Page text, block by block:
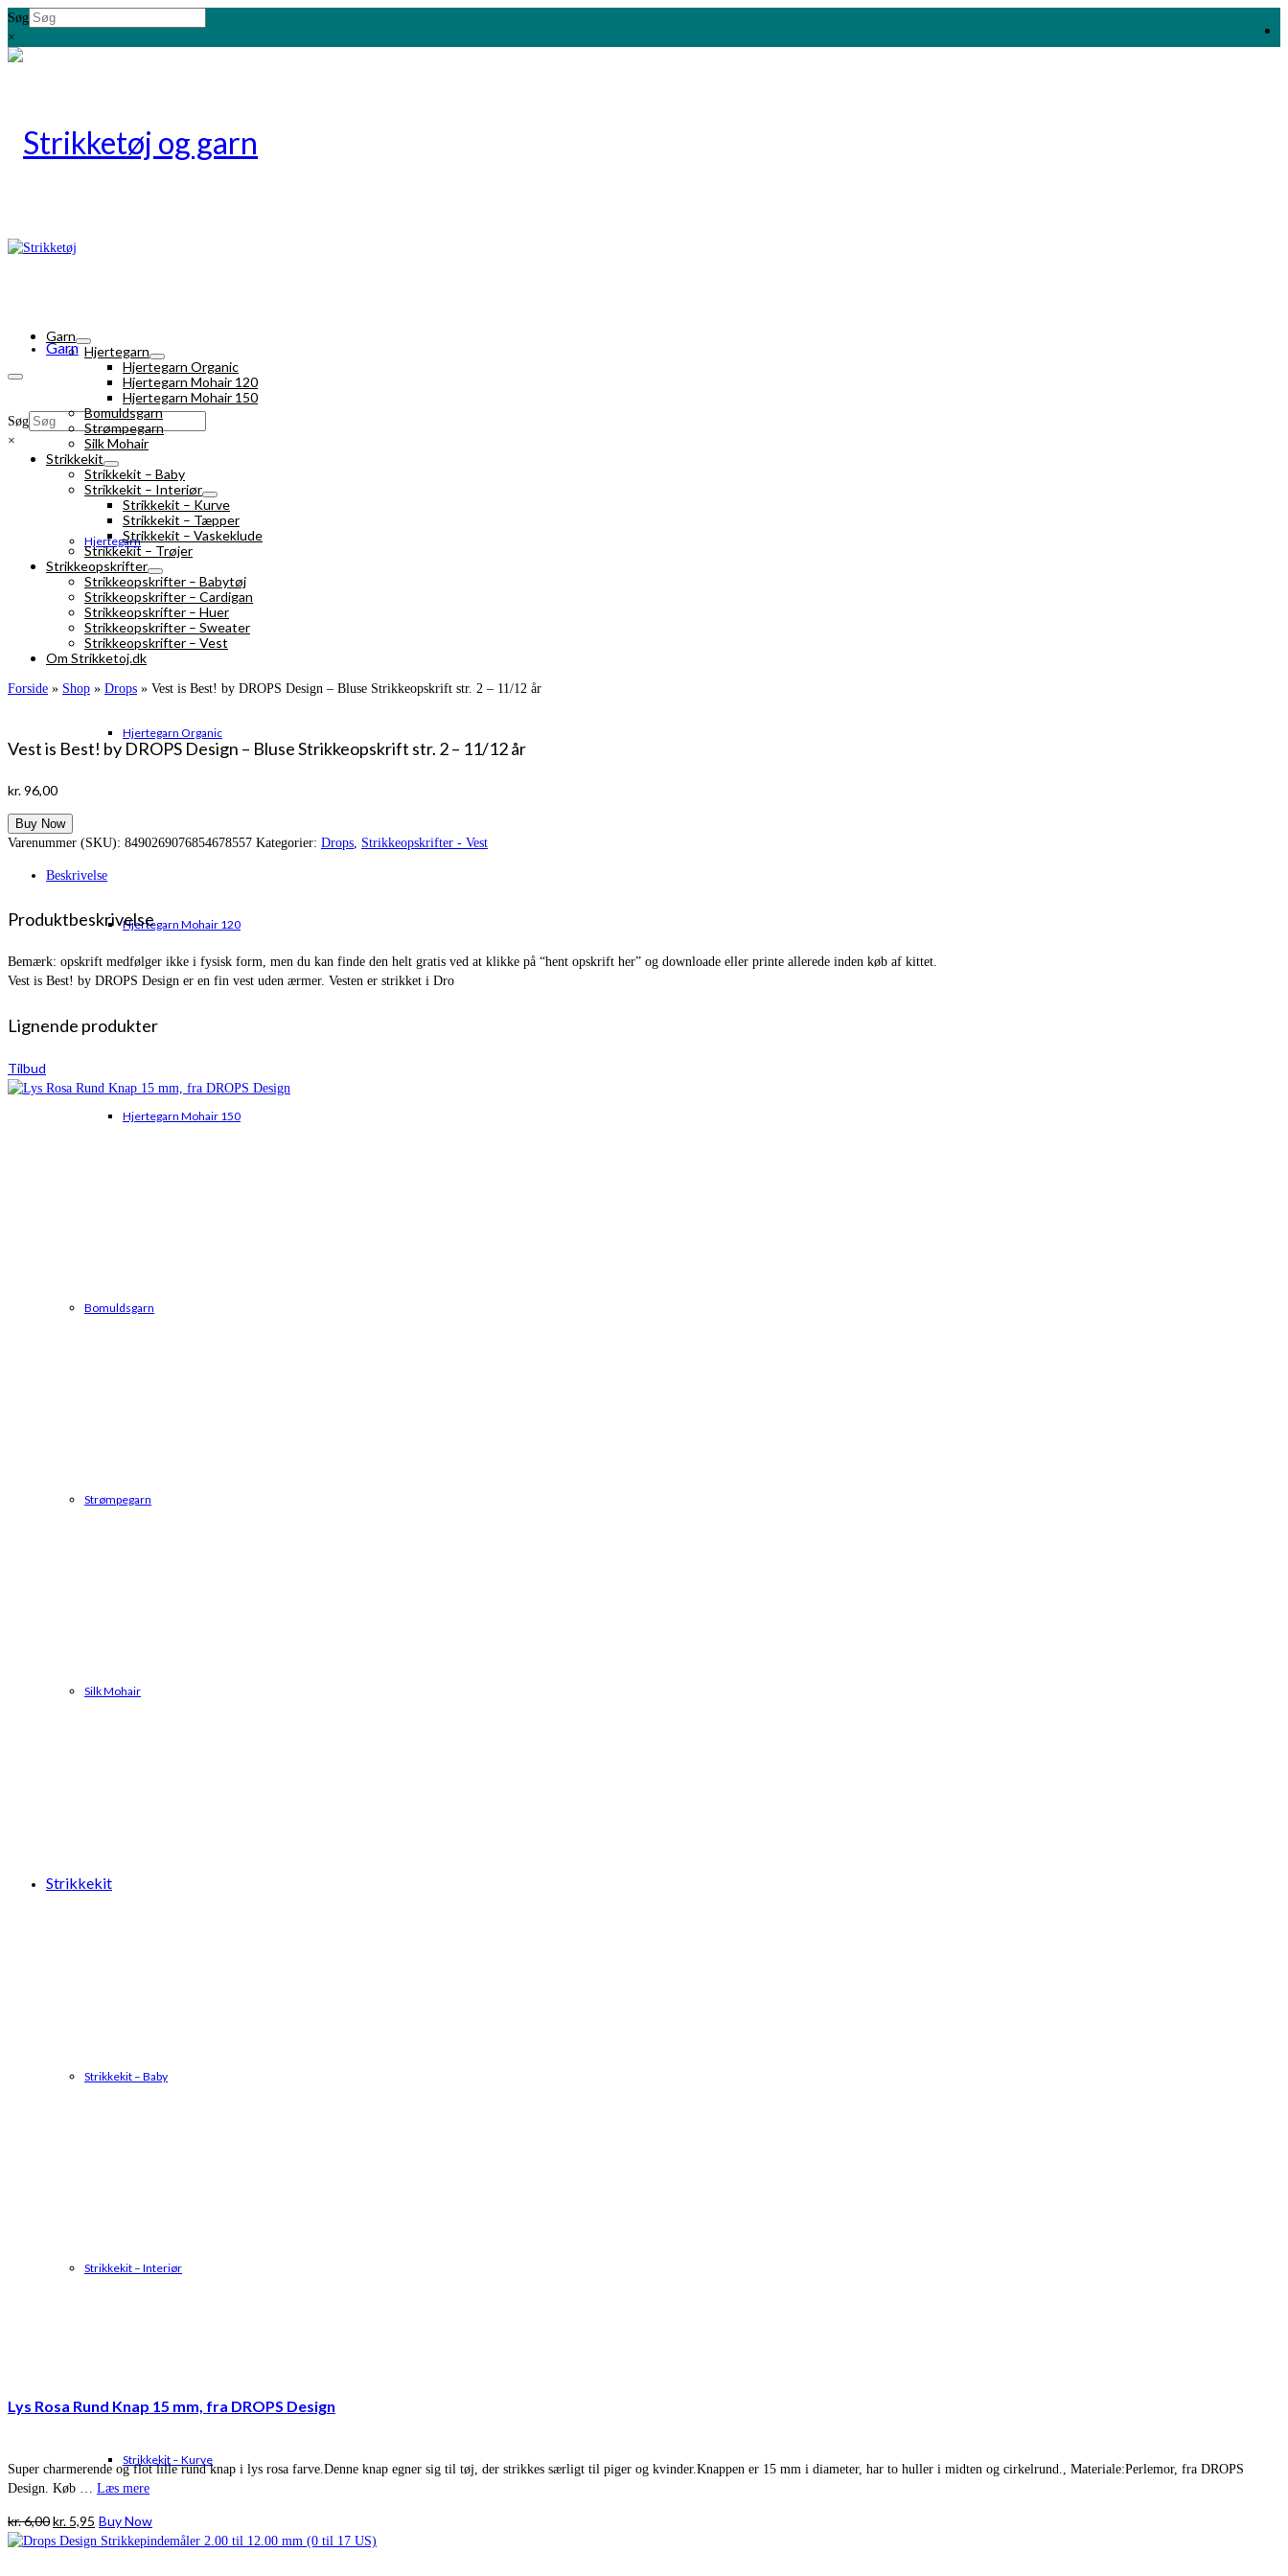
Søg
×
Garn
Hjertegarn
Hjertegarn Organic
Hjertegarn Mohair 120
Hjertegarn Mohair 150
Bomuldsgarn
Strømpegarn
Silk Mohair
Strikkekit
Strikkekit – Baby
Strikkekit – Interiør
Strikkekit – Kurve
Søg
×
Garn
Hjertegarn
Hjertegarn Organic
Hjertegarn Mohair 120
Hjertegarn Mohair 150
Bomuldsgarn
Strømpegarn
Silk Mohair
Strikkekit
Strikkekit – Baby
Strikkekit – Interiør
Strikkekit – Kurve
Strikkekit – Tæpper
Strikkekit – Vaskeklude
Strikkekit – Trøjer
Strikkeopskrifter
Strikkeopskrifter – Babytøj
Strikkeopskrifter – Cardigan
Strikkeopskrifter – Huer
Strikkeopskrifter – Sweater
Strikkeopskrifter – Vest
Om Strikketoj.dk
Forside » Shop » Drops » Vest is Best! by DROPS Design – Bluse Strikkeopskrift str. 2 – 11/12 år
Vest is Best! by DROPS Design – Bluse Strikkeopskrift str. 2 – 11/12 år
kr.96,00
Buy Now
Varenummer (SKU): 8490269076854678557 Kategorier: Drops, Strikkeopskrifter - Vest
Beskrivelse
Produktbeskrivelse
Bemærk: opskrift medfølger ikke i fysisk form, men du kan finde den helt gratis ved at klikke på “hent opskrift her” og downloade eller printe allerede inden køb af kittet.
Vest is Best! by DROPS Design er en fin vest uden ærmer. Vesten er strikket i Dro
Lignende produkter
Tilbud
Lys Rosa Rund Knap 15 mm, fra DROPS Design
Super charmerende og flot lille rund knap i lys rosa farve.Denne knap egner sig til tøj, der strikkes særligt til piger og kvinder.Knappen er 15 mm i diameter, har to huller i midten og cirkelrund., Materiale:Perlemor, fra DROPS
Design. Køb … Læs mere
kr.6,00Den
oprindelige
kr. 5,95 Den
aktuelle
Buy Now